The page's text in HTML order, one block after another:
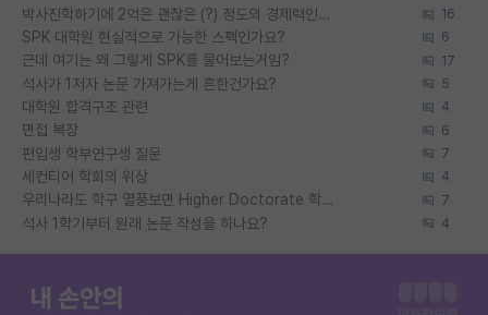
박사진학하기에 2억은 괜찮은 (?) 정도의 경제력인가요 16
SPK 대학원 현실적으로 가능한 스펙인가요? 6
근데 여기는 왜 그렇게 SPK를 물어보는거임? 17
석사가 1저자 논문 가져가는게 흔한건가요? 5
대학원 합격구조 관련 4
면접 복장 6
편입생 학부연구생 질문 7
세컨티어 학회의 위상 4
우리나라도 학구 열풍보면 Higher Doctorate 학위가 필요하다고 봅니다. 7
석사 1학기부터 원래 논문 작성을 하나요? 4